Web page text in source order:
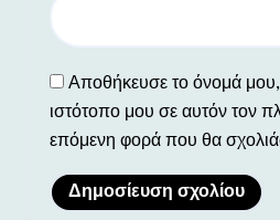
Αποθήκευσε το όνομά
ιστότοπο μου σε αυτόν τον
επόμενη φορά που θα